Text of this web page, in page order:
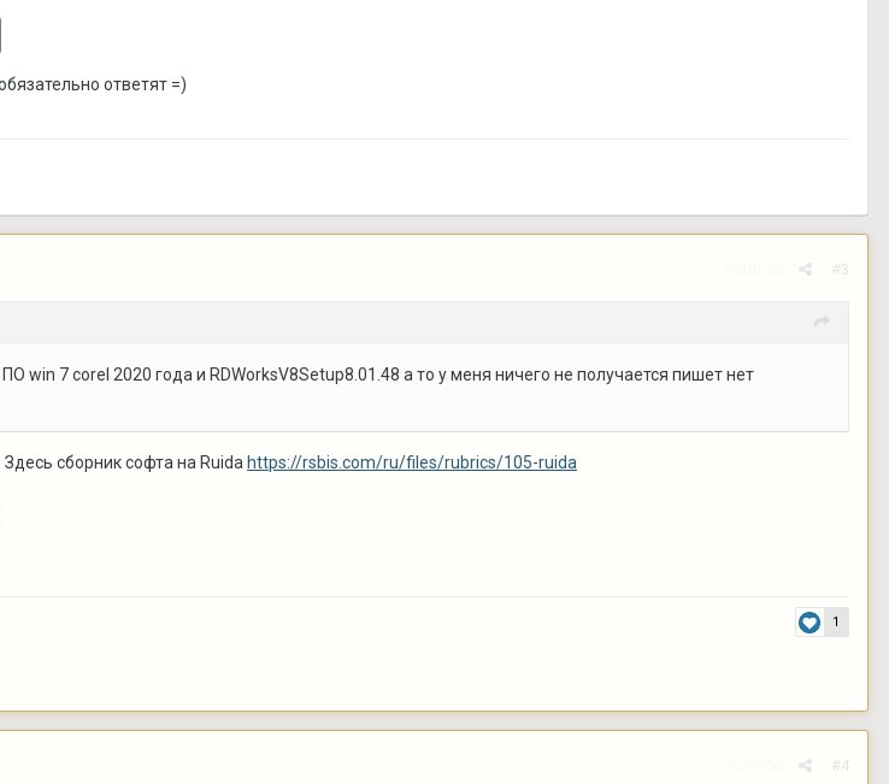
ответят =)
#3
win 7 corel 2020 года и RDWorksV8Setup8.01.48 а то у меня ничего не получается пишет нет
сборник софта на Ruida https://rsbis.com/ru/files/rubrics/105-ruida
1
#4